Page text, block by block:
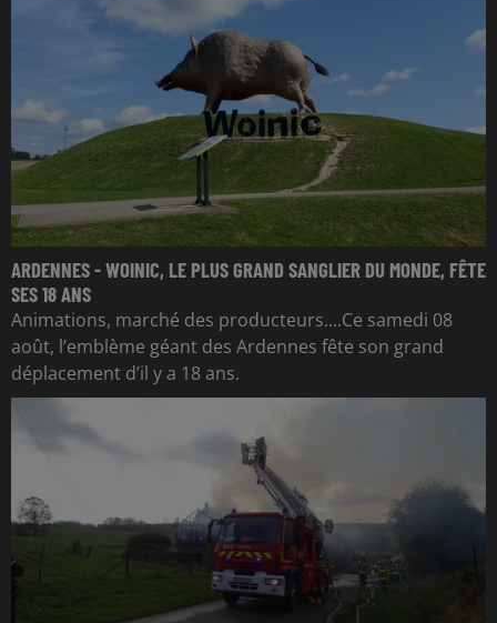
ARDENNES - WOINIC, LE PLUS GRAND SANGLIER DU MONDE, FÊTE
SES 18 ANS
Animations, marché des producteurs....Ce samedi 08
août, l’emblème géant des Ardennes fête son grand
déplacement d’il y a 18 ans.